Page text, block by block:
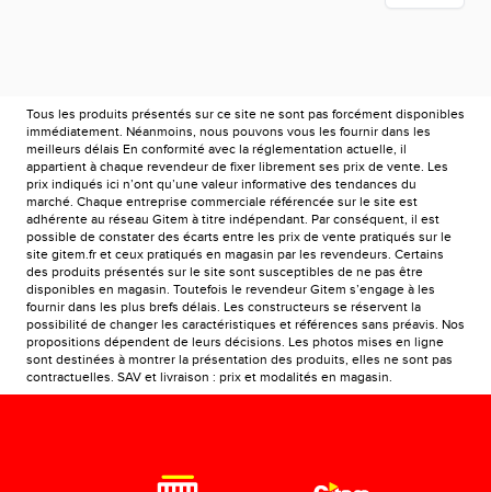
Tous les produits présentés sur ce site ne sont pas forcément disponibles
immédiatement. Néanmoins, nous pouvons vous les fournir dans les
meilleurs délais En conformité avec la réglementation actuelle, il
appartient à chaque revendeur de fixer librement ses prix de vente. Les
prix indiqués ici n’ont qu’une valeur informative des tendances du
marché. Chaque entreprise commerciale référencée sur le site est
adhérente au réseau Gitem à titre indépendant. Par conséquent, il est
possible de constater des écarts entre les prix de vente pratiqués sur le
site gitem.fr et ceux pratiqués en magasin par les revendeurs. Certains
des produits présentés sur le site sont susceptibles de ne pas être
disponibles en magasin. Toutefois le revendeur Gitem s’engage à les
fournir dans les plus brefs délais. Les constructeurs se réservent la
possibilité de changer les caractéristiques et références sans préavis. Nos
propositions dépendent de leurs décisions. Les photos mises en ligne
sont destinées à montrer la présentation des produits, elles ne sont pas
contractuelles. SAV et livraison : prix et modalités en magasin.